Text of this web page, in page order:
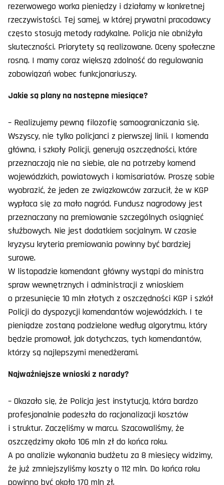
rezerwowego worka pieniędzy i działamy w konkretnej
rzeczywistości. Tej samej, w której prywatni pracodawcy
często stosują metody radykalne. Policja nie obniżyła
skuteczności. Priorytety są realizowane. Oceny społeczne
rosną. I mamy coraz większą zdolność do regulowania
zobowiązań wobec funkcjonariuszy.
Jakie są plany na następne miesiące?
– Realizujemy pewną filozofię samoograniczania się.
Wszyscy, nie tylko policjanci z pierwszej linii. I komenda
główna, i szkoły Policji, generują oszczędności, które
przeznaczają nie na siebie, ale na potrzeby komend
wojewódzkich, powiatowych i komisariatów. Proszę sobie
wyobrazić, że jeden ze związkowców zarzucił, że w KGP
wypłaca się za mało nagród. Fundusz nagrodowy jest
przeznaczany na premiowanie szczególnych osiągnięć
służbowych. Nie jest dodatkiem socjalnym. W czasie
kryzysu kryteria premiowania powinny być bardziej
surowe.
W listopadzie komendant główny wystąpi do ministra
spraw wewnętrznych i administracji z wnioskiem
o przesunięcie 10 mln złotych z oszczędności KGP i szkół
Policji do dyspozycji komendantów wojewódzkich. I te
pieniądze zostaną podzielone według algorytmu, który
będzie promował, jak dotychczas, tych komendantów,
którzy są najlepszymi menedżerami.
Najważniejsze wnioski z narady?
– Okazało się, że Policja jest instytucją, która bardzo
profesjonalnie podeszła do racjonalizacji kosztów
i struktur. Zaczęliśmy w marcu. Szacowaliśmy, że
oszczędzimy około 106 mln zł do końca roku.
A po analizie wykonania budżetu za 8 miesięcy widzimy,
że już zmniejszyliśmy koszty o 112 mln. Do końca roku
powinno być około 170 mln zł.